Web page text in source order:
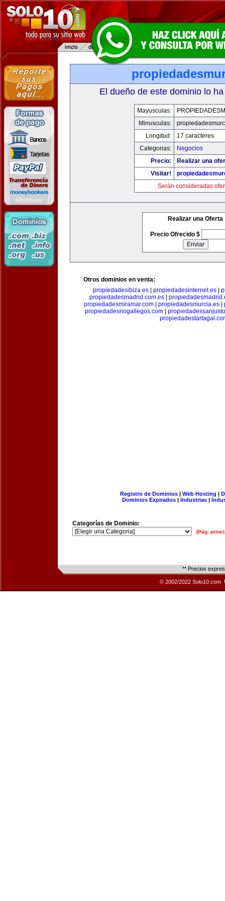
El dueño de este dominio lo
Mayusculas:
Minusculas:
Longitud:
17 caracteres
Categorias:
Negocios
Precio:
Realizar una
Visitar!
Serán consideradas
Realizar una Oferta
Precio Ofrecido $
Otros dominios en venta:
propiedadesibiza.es
propiedadesinternet.es
propiedadesmadrid.com.es
propiedadesmiramar.com
propiedadesmurcia.es
propiedadesriogallegos.com|
Registro de Dominios| Web Hosting |
Dominios Expirados | Industrias |
Categorías de Dominio:
[Pág.
** Precios
© 2002/2022 Solo10.com